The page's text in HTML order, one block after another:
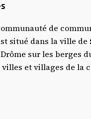
de
situé dans la ville de
sur les berges
et villages de la